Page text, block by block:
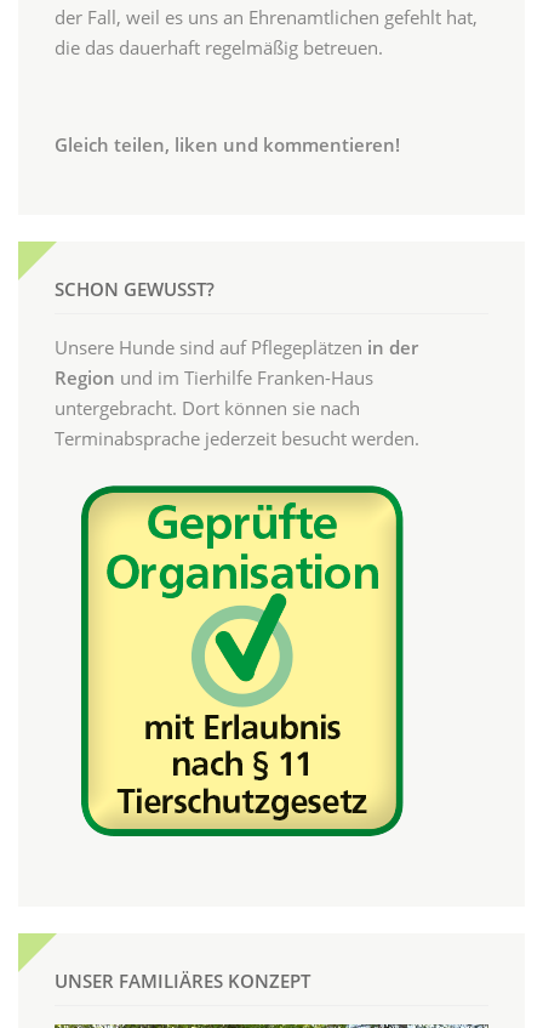
der Fall, weil es uns an Ehrenamtlichen gefehlt hat,
die das dauerhaft regelmäßig betreuen.
Gleich teilen, liken und kommentieren!
SCHON GEWUSST?
Unsere Hunde sind auf Pflegeplätzen in der
Region und im Tierhilfe Franken-Haus
untergebracht. Dort können sie nach
Terminabsprache jederzeit besucht werden.
UNSER FAMILIÄRES KONZEPT